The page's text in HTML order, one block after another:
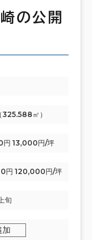
崎の公開
㎡）
円 13,000円/坪
円 120,000円/坪
旬
加